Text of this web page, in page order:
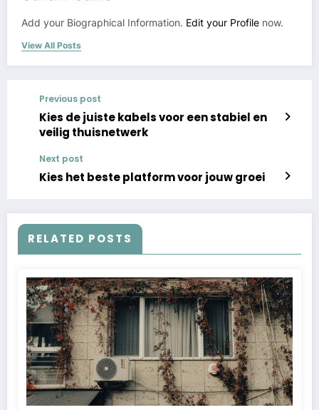
Add your Biographical Information. Edit your Profile now.
View All Posts
Previous post
Kies de juiste kabels voor een stabiel en
veilig thuisnetwerk
Next post
Kies het beste platform voor jouw groei
RELATED POSTS